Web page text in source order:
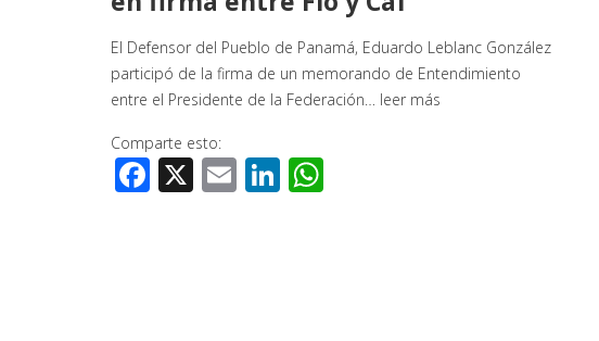
El Defensor del Pueblo de Panamá, Eduardo Leblanc González
participó de la firma de un memorando de Entendimiento
entre el Presidente de la Federación… leer más
Comparte esto:
Facebook
X EmailLinkedIn